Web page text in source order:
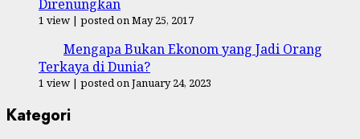
Direnungkan
1 view | posted on May 25, 2017
Mengapa Bukan Ekonom yang Jadi Orang
Terkaya di Dunia?
1 view | posted on January 24, 2023
Kategori